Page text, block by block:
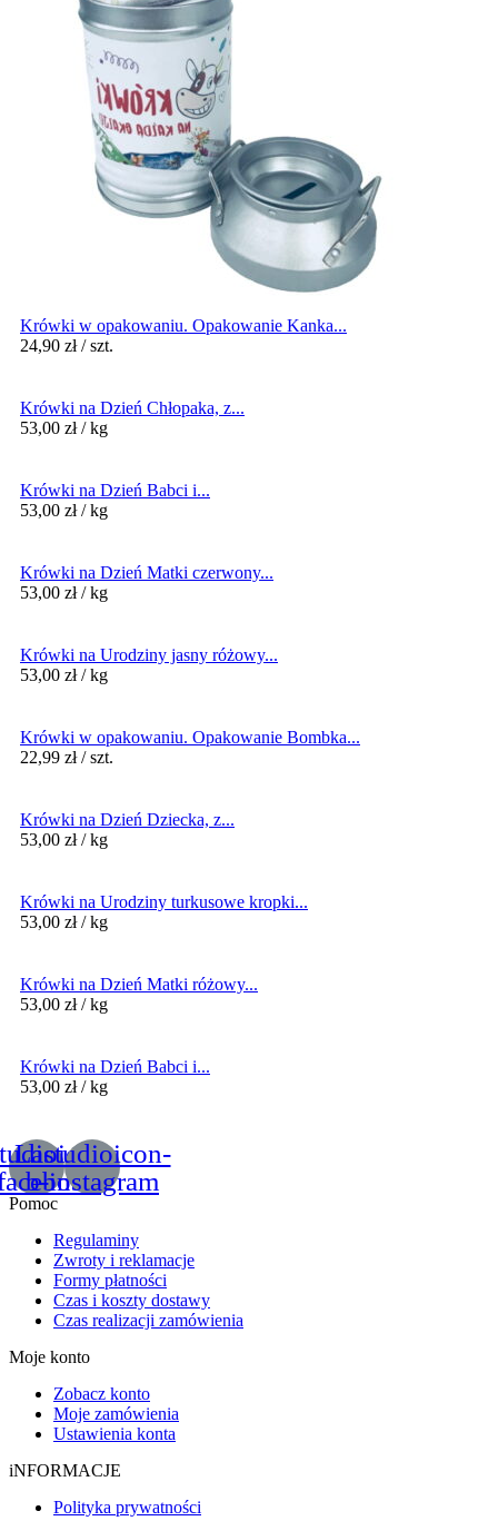
Krówki w opakowaniu. Opakowanie Kanka...
24,90 zł / szt.
Krówki na Dzień Chłopaka, z...
53,00 zł / kg
Krówki na Dzień Babci i...
53,00 zł / kg
Krówki na Dzień Matki czerwony...
53,00 zł / kg
Krówki na Urodziny jasny różowy...
53,00 zł / kg
Krówki w opakowaniu. Opakowanie Bombka...
22,99 zł / szt.
Krówki na Dzień Dziecka, z...
53,00 zł / kg
Krówki na Urodziny turkusowe kropki...
53,00 zł / kg
Krówki na Dzień Matki różowy...
53,00 zł / kg
Krówki na Dzień Babci i...
53,00 zł / kg
Lastudioicon-
b-instagram
Pomoc
Regulaminy
Zwroty i reklamacje
Formy płatności
Czas i koszty dostawy
Czas realizacji zamówienia
Moje konto
Zobacz konto
Moje zamówienia
Ustawienia konta
iNFORMACJE
Polityka prywatności